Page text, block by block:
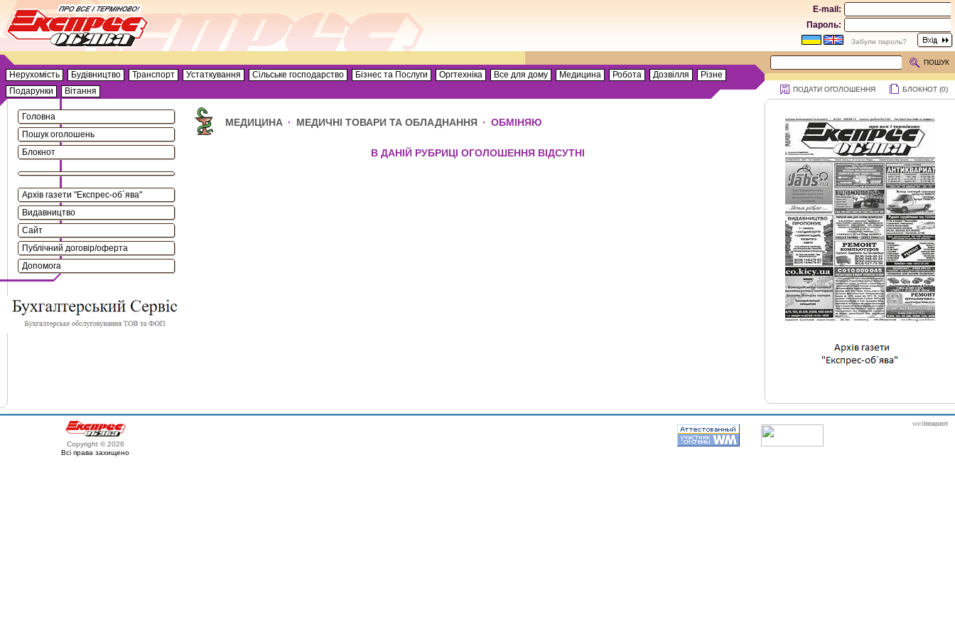
E-mail:
Пароль:
Забули пароль?
ПОШУК
Нерухомість Будівництво Транспорт Устаткування Сільське господарство Бізнес та Послуги Оргтехніка Все для дому Медицина Робота Дозвілля
Різне
Подарунки
Вітання ПОДАТИ ОГОЛОШЕННЯ БЛОКНОТ (0)
Головна
Пошук оголошень
Блокнот
Архів газети "Експрес-об`ява"
Видавництво
Сайт
Публічний договір/оферта
Допомога
МЕДИЦИНА · МЕДИЧНІ ТОВАРИ ТА ОБЛАДНАННЯ · ОБМІНЯЮ
В ДАНІЙ РУБРИЦІ ОГОЛОШЕННЯ ВІДСУТНІ
Copyright © 2026
Всі права захищено
webmaster
itexpert